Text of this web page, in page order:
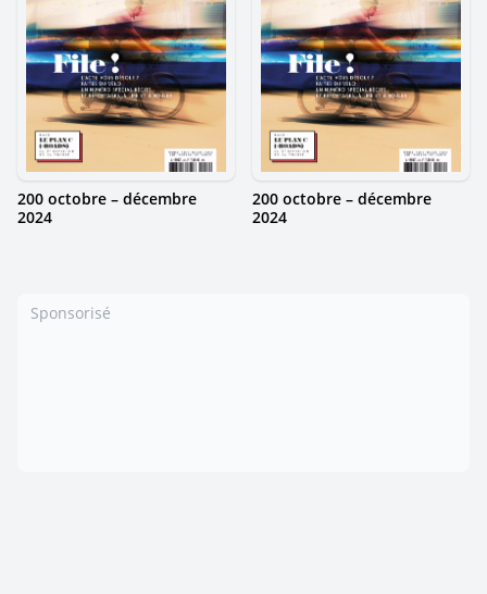
200 octobre – décembre
2024
200 octobre – décembre
2024
Sponsorisé